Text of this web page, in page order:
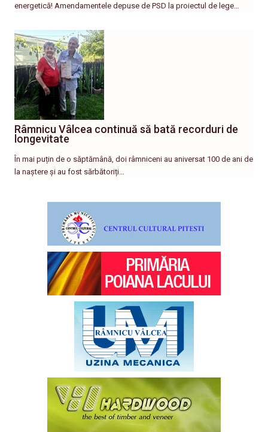
energetică! Amendamentele depuse de PSD la proiectul de lege…
Râmnicu Vâlcea continuă să bată recorduri de
longevitate
În mai puțin de o săptămână, doi râmniceni au aniversat 100 de ani de
la naștere și au fost sărbătoriți…